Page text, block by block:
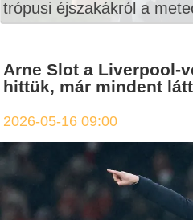
trópusi éjszakákról a
Arne Slot a Liverpool-
hittük, már mindent
2026-05-16 09:00